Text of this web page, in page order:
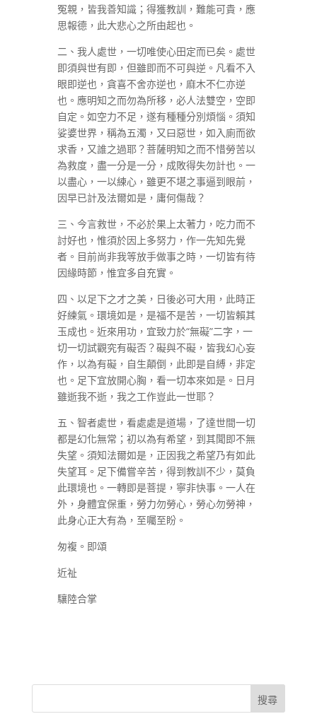
冤親，皆我善知識；得獲教訓，難能可貴，應
思報德，此大悲心之所由起也。
二、我人處世，一切唯使心田定而已矣。處世
即須與世有即，但雖即而不可與逆。凡看不入
眼即逆也，貪喜不舍亦逆也，麻木不仁亦逆
也。應明知之而勿為所移，必人法雙空，空即
自定。如空力不足，遂有種種分別煩惱。須知
娑婆世界，稱為五濁，又曰惡世，如入廁而欲
求香，又誰之過耶？菩薩明知之而不惜勞苦以
為救度，盡一分是一分，成敗得失勿計也。一
以盡心，一以練心，雖更不堪之事逼到眼前，
因早已計及法爾如是，庸何傷哉？
三、今言救世，不必於果上太著力，吃力而不
討好也，惟須於因上多努力，作一先知先覺
者。目前尚非我等放手做事之時，一切皆有待
因緣時節，惟宜多自充實。
四、以足下之才之美，日後必可大用，此時正
好練氣。環境如是，是福不是苦，一切皆賴其
玉成也。近來用功，宜致力於“無礙”二字，一
切一切試觀究有礙否？礙與不礙，皆我幻心妄
作，以為有礙，自生顛倒，此即是自縛，非定
也。足下宜放開心胸，看一切本來如是。日月
雖逝我不逝，我之工作豈此一世耶？
五、智者處世，看處處是道場，了達世間一切
都是幻化無常；初以為有希望，到其聞即不無
失望。須知法爾如是，正因我之希望乃有如此
失望耳。足下備嘗辛苦，得到教訓不少，莫負
此環境也。一轉即是菩提，寧非快事。一人在
外，身體宜保重，勞力勿勞心，勞心勿勞神，
此身心正大有為，至囑至盼。
匆複。即頌
近祉
驤陸合掌